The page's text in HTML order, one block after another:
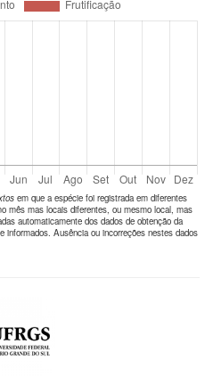
em que a espécie foi registrada em diferentes
mês mas locais diferentes, ou mesmo local, mas
automaticamente dos dados de obtenção da
informados. Ausência ou incorreções nestes dados